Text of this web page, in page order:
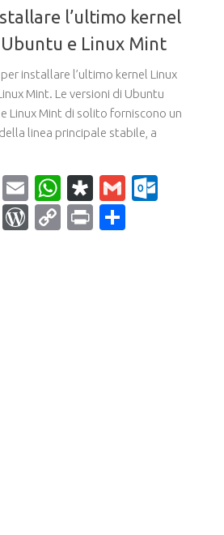
l’ultimo kernel
e Linux Mint
installare l’ultimo kernel Linux
Mint. Le versioni di Ubuntu
e Linux Mint di solito forniscono un
linea principale stabile, a
Twitter
EmailWhatsApp
Diaspora
Gmail
Telegram
WordPress
CopyPrint